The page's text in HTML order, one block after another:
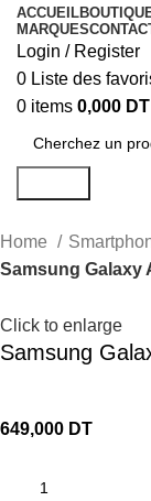
ACCUEIL
MARQUES
Login / Register
0 Liste des
0 items 0,000 DT
Home
Samsung Galaxy
Click to enlarge
Samsung
649,000 DT